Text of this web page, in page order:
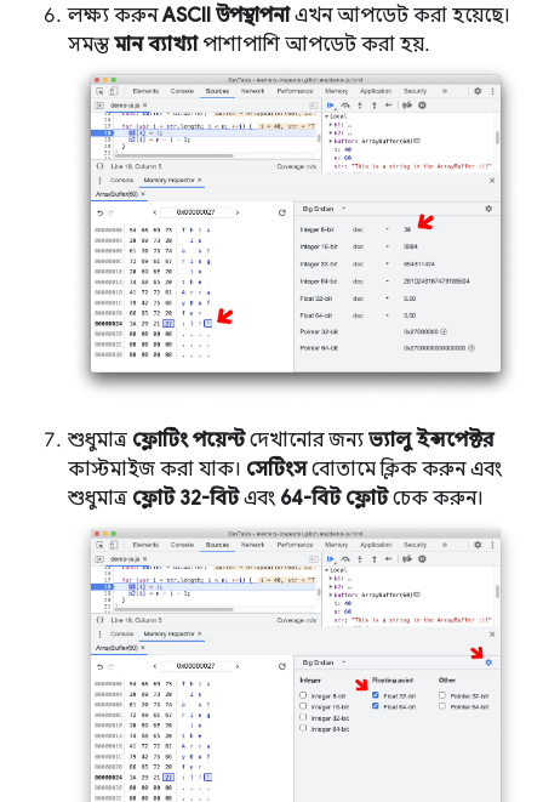
লক্ষ্য করুনASCII উপস্থাপনাএখন আপডেট করা হয়েছে।
সমস্তমান ব্যাখ্যাপাশাপাশি আপডেট করা হয়.
শুধুমাত্র ফ্লোটিং পয়েন্টদেখানোর জন্য ভ্যালু ইন্সপেক্টর
কাস্টমাইজ করা যাক। সেটিংসবোতামে ক্লিক করুন এবং
শুধুমাত্র ফ্লোট 32-বিটএবং 64-বিট ফ্লোটচেক করুন।